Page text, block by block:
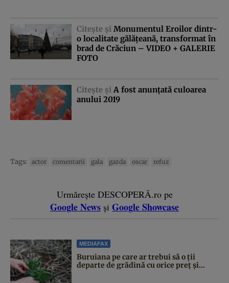
Citeşte şi Monumentul Eroilor dintr-
o localitate gălăţeană, transformat în
brad de Crăciun – VIDEO + GALERIE
FOTO
Citeşte şi A fost anunţată culoarea
anului 2019
Tags: actor comentarii gala gazda oscar refuz
Urmărește DESCOPERĂ.ro pe
Google News și Google Showcase
MEDIAFAX
Buruiana pe care ar trebui să o ții
departe de grădină cu orice preț și...